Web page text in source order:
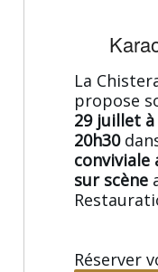
La
propose
29 juillet
20h30
conviviale
sur scène
Réserver